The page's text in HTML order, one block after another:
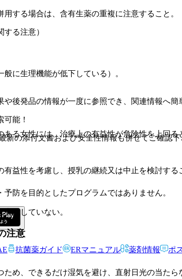
する場合は、含有生薬の重複に注意すること。
する注意）
に生理機能が低下している）。
る女性には、治療上の有益性が危険性を上回る
益性を考慮し、授乳の継続又は中止を検討する
施していない。
注意
め、できるだけ湿気を避け、直射日光の当たら
後発品の情報が一度に参照でき、関連情報へ簡
能！
新の添付文書および安全性情報も併せてご確認
防を目的としたプログラムではありません。
抗菌薬ガイド ERマニュアル 薬剤情報 ポ